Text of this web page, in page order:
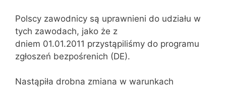
Polscy zawodnicy są uprawnieni do udziału w
tych zawodach, jako że z
dniem 01.01.2011 przystąpiliśmy do programu
zgłoszeń bezpośrenich (DE).
Nastąpiła drobna zmiana w warunkach